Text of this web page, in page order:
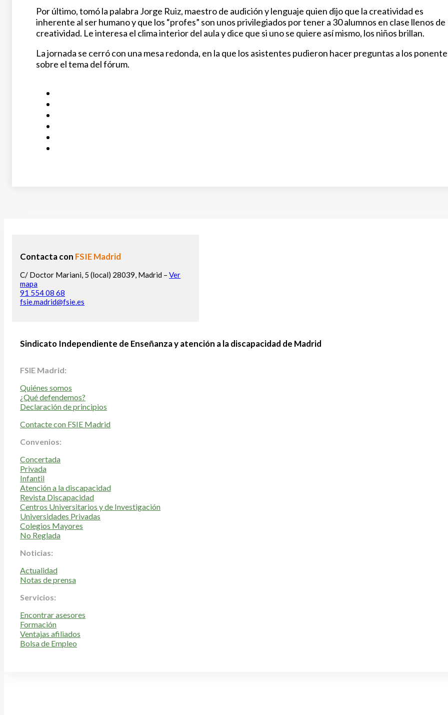
Por último, tomó la palabra Jorge Ruiz, maestro de audición y lenguaje quien dijo que la creatividad es
inherente al ser humano y que los “profes” son unos privilegiados por tener a 30 alumnos en clase llenos de
creatividad. Le interesa el clima interior del aula y dice que si uno se quiere así mismo, los niños brillan.
La jornada se cerró con una mesa redonda, en la que los asistentes pudieron hacer preguntas a los
sobre el tema del fórum.
Contacta con FSIE Madrid
C/ Doctor Mariani, 5 (local) 28039, Madrid – Ver
mapa
91 554 08 68
fsie.madrid@fsie.es
Sindicato Independiente de Enseñanza y atención a la discapacidad de Madrid
FSIE Madrid:
Quiénes somos
¿Qué defendemos?
Declaración de principios
Contacte con FSIE Madrid
Convenios:
Concertada
Privada
Infantil
Atención a la discapacidad
Revista Discapacidad
Centros Universitarios y de Investigación
Universidades Privadas
Colegios Mayores
No Reglada
Noticias:
Actualidad
Notas de prensa
Servicios:
Encontrar asesores
Formación
Ventajas afiliados
Bolsa de Empleo